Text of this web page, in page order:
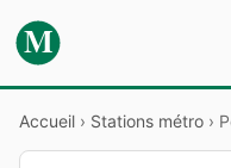
M
Accueil › Stations métro ›